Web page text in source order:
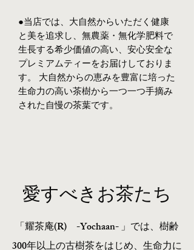
●当店では、大自然からいただく健康
と美を追求し、無農薬・無化学肥料で
生長する希少価値の高い、安心安全な
プレミアムティーをお届けしておりま
す。 大自然からの恵みを豊富に培った
生命力の高い茶樹から一つ一つ手摘み
された自慢の茶葉です。
​愛すべきお茶たち
「耀茶庵(R) -Yochaan- 」では、樹齢